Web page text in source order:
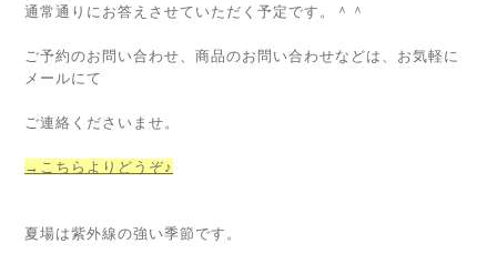
通常通りにお答えさせていただく予定です。＾＾
ご予約のお問い合わせ、商品のお問い合わせなどは、お気軽に
メールにて
ご連絡くださいませ。
→こちらよりどうぞ♪
夏場は紫外線の強い季節です。